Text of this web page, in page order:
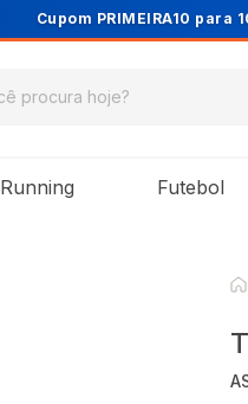
Cupom PRIMEIRA10 para
Running Futebol